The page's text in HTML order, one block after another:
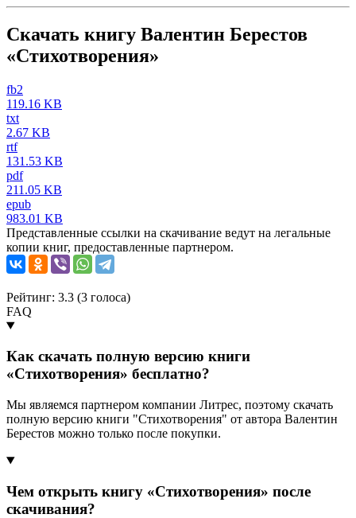
Скачать книгу Валентин Берестов
«Стихотворения»
fb2
119.16 KB
txt
2.67 KB
rtf
131.53 KB
pdf
211.05 KB
epub
983.01 KB
Представленные ссылки на скачивание ведут на легальные
копии книг, предоставленные партнером.
Рейтинг: 3.3 (3 голоса)
FAQ
Как скачать полную версию книги
«Стихотворения» бесплатно?
Мы являемся партнером компании Литрес, поэтому скачать
полную версию книги "Стихотворения" от автора Валентин
Берестов можно только после покупки.
Чем открыть книгу «Стихотворения» после
скачивания?